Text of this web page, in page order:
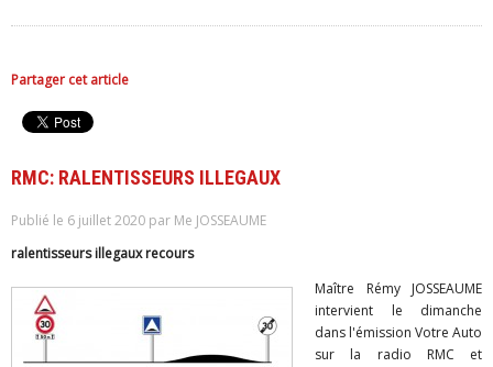
Partager cet article
RMC: RALENTISSEURS ILLEGAUX
Publié le 6 juillet 2020 par Me JOSSEAUME
ralentisseurs illegaux recours
Maître Rémy JOSSEAUME
intervient le dimanche
dans l'émission Votre Auto
sur la radio RMC et